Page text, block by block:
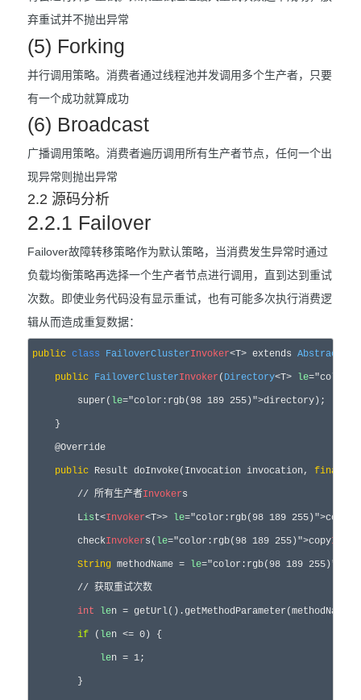
弃重试并不抛出异常
(5) Forking
并行调用策略。消费者通过线程池并发调用多个生产者，只要
有一个成功就算成功
(6) Broadcast
广播调用策略。消费者遍历调用所有生产者节点，任何一个出
现异常则抛出异常
2.2 源码分析
2.2.1 Failover
Failover故障转移策略作为默认策略，当消费发生异常时通过
负载均衡策略再选择一个生产者节点进行调用，直到达到重试
次数。即使业务代码没有显示重试，也有可能多次执行消费逻
辑从而造成重复数据：
public class FailoverClusterInvoker<T> extends
public FailoverClusterInvoker ( Directory<T> le
        super(
le="color:rgb(98 189 255)">directory);
    }
    @Override
public Result doInvoke(Invocation invocation, final
        // 所有生产者
Invokers
        L
ist<Invoker<T>> le="color:rgb(98 189 255)">copy
        check
Invokers( le="color:rgb(98 189 255)">copy
String methodName = le="color:rgb(98 189
        // 获取重试次数
int len = getUrl().getMethodParameter(methodName,
if ( len <= 0) {
len = 1;
        }